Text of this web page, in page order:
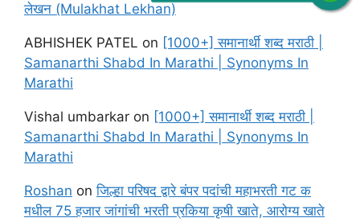
लेखन (Mulakhat Lekhan)
ABHISHEK PATEL on [1000+] समानार्थी शब्द मराठी |
Samanarthi Shabd In Marathi | Synonyms In
Marathi
Vishal umbarkar on [1000+] समानार्थी शब्द मराठी |
Samanarthi Shabd In Marathi | Synonyms In
Marathi
Roshan onजिल्हा परिषद द्वारे बंपर पदांची महाभरती गट क
मधील 75 हजार जांगांची भरती प्रकिया कृषी खाते, आरोग्य खाते